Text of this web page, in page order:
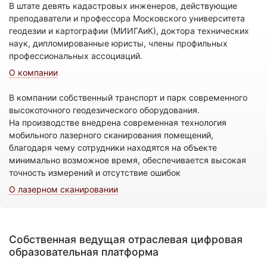
В штате девять кадастровых инженеров, действующие
преподаватели и профессора Московского университета
геодезии и картографии (МИИГАиК), доктора технических
наук, дипломированные юристы, члены профильных
профессиональных ассоциаций.
О компании
В компании собственный транспорт и парк современного
высокоточного геодезического оборудования.
На производстве внедрена современная технология
мобильного лазерного сканирования помещений,
благодаря чему сотрудники находятся на объекте
минимально возможное время, обеспечивается высокая
точность измерений и отсутствие ошибок
О лазерном сканировании
Собственная ведущая отраслевая цифровая
образовательная платформа